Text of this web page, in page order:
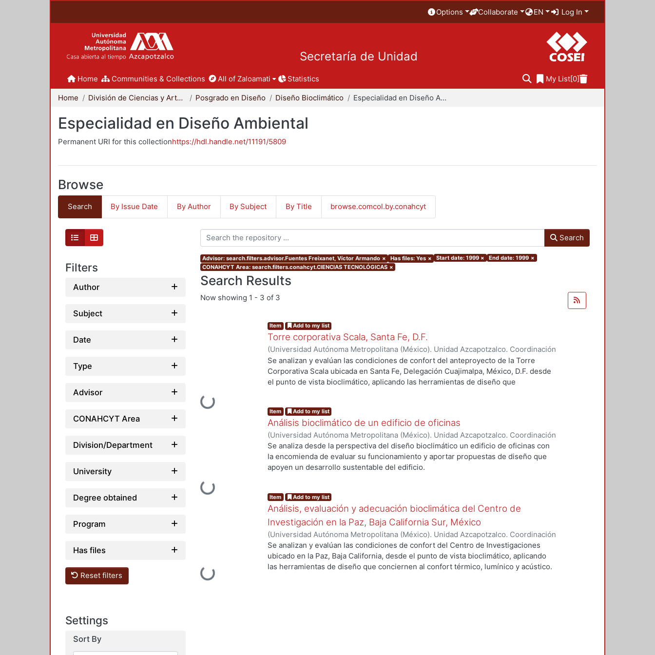
Options Collaborate EN Log In
Secretaría de Unidad
Home Communities & Collections All of Zaloamati Statistics My List[0]
Home División de Ciencias y Artes para el Diseño Posgrado en Diseño Diseño Bioclimático Especialidad en Diseño Ambiental
Especialidad en Diseño Ambiental
Permanent URI for this collectionhttps://hdl.handle.net/11191/5809
Browse
Search By Issue Date By Author By Subject By Title browse.comcol.by.conahcyt
Filters
Author
Subject
Date
Type
Advisor
CONAHCYT Area
Division/Department
University
Degree obtained
Program
Has files
Reset filters
Settings
Sort By
Search
Advisor: search.filters.advisor.Fuentes Freixanet, Víctor Armando × Has files: Yes × Start date: 1999 × End date: 1999 ×
CONAHCYT Area: search.filters.conahcyt.CIENCIAS TECNOLÓGICAS ×
Search Results
Now showing 1 - 3 of 3
Loading...
Item Add to my list
Torre corporativa Scala, Santa Fe, D.F.
(Universidad Autónoma Metropolitana (México). Unidad Azcapotzalco. Coordinación
de Servicios de Información.,1999)Corro Eguia, Guillermo Heriberto
Se analizan y evalúan las condiciones de confort del anteproyecto de la Torre
Corporativa Scala ubicada en Santa Fe, Delegación Cuajimalpa, México, D.F. desde
el punto de vista bioclimático, aplicando las herramientas de diseño que
Loading...
Item Add to my list
Análisis bioclimático de un edificio de oficinas
(Universidad Autónoma Metropolitana (México). Unidad Azcapotzalco. Coordinación
de Servicios de Información.,1999) HUERTA VELAZQUEZ, VERONICA
Se analiza desde la perspectiva del diseño bioclimático un edificio de oficinas con
la encomienda de evaluar su funcionamiento y aportar propuestas de diseño que
apoyen un desarrollo sustentable del edificio.
Loading...
Item Add to my list
Análisis, evaluación y adecuación bioclimática del Centro de
Investigación en la Paz, Baja California Sur, México
(Universidad Autónoma Metropolitana (México). Unidad Azcapotzalco. Coordinación
de Servicios de Información.,1999-12 )García Tavera, José Luis
Se analizan y evalúan las condiciones de confort del Centro de Investigaciones
ubicado en la Paz, Baja California, desde el punto de vista bioclimático, aplicando
las herramientas de diseño que conciernen al confort térmico, lumínico y acústico.